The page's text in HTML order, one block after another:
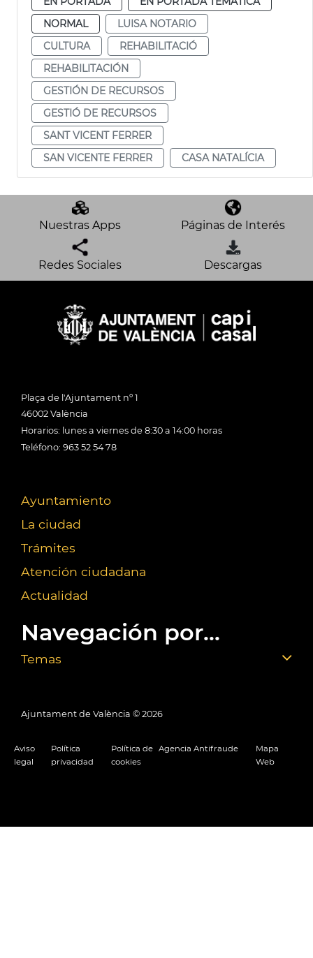
NORMAL
LUISA NOTARIO
CULTURA
REHABILITACIÓ
REHABILITACIÓN
GESTIÓN DE RECURSOS
GESTIÓ DE RECURSOS
SANT VICENT FERRER
SAN VICENTE FERRER
CASA NATALÍCIA
Nuestras Apps Páginas de Interés
Redes Sociales Descargas
Plaça de l'Ajuntament nº 1
46002 València
Horarios: lunes a viernes de 8:30 a 14:00 horas
Teléfono: 963 52 54 78
Ayuntamiento
La ciudad
Trámites
Atención ciudadana
Actualidad
Navegación por...
Temas
Ajuntament de València © 2026
Aviso
legal
Política
privacidad
Política de
cookies
Agencia Antifraude
Mapa
Web